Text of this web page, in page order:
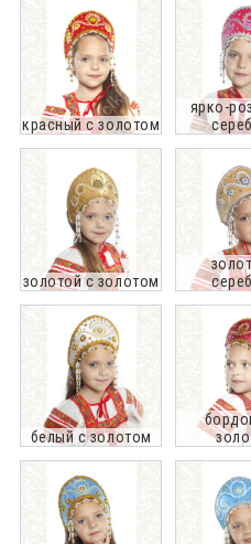
красный с золотом
ярко-
золотой с золотом
белый с золотом